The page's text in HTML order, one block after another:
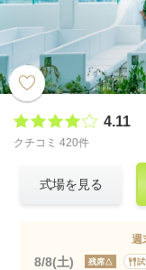
4.11
クチコミ 420件
式場を見る
週
8/8(土) 残席△ 試